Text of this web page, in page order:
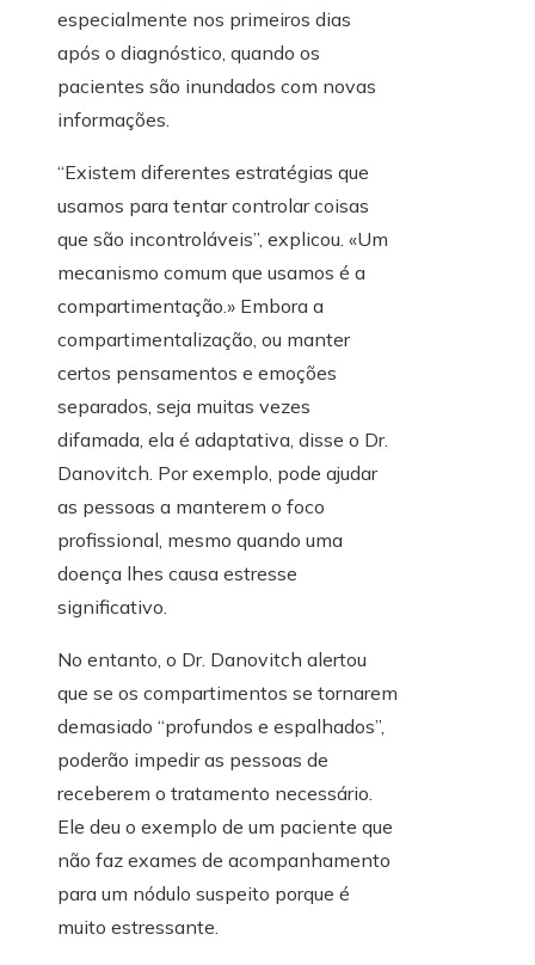
especialmente nos primeiros dias
após o diagnóstico, quando os
pacientes são inundados com novas
informações.
“Existem diferentes estratégias que
usamos para tentar controlar coisas
que são incontroláveis”, explicou. «Um
mecanismo comum que usamos é a
compartimentação.» Embora a
compartimentalização, ou manter
certos pensamentos e emoções
separados, seja muitas vezes
difamada, ela é adaptativa, disse o Dr.
Danovitch. Por exemplo, pode ajudar
as pessoas a manterem o foco
profissional, mesmo quando uma
doença lhes causa estresse
significativo.
No entanto, o Dr. Danovitch alertou
que se os compartimentos se tornarem
demasiado “profundos e espalhados”,
poderão impedir as pessoas de
receberem o tratamento necessário.
Ele deu o exemplo de um paciente que
não faz exames de acompanhamento
para um nódulo suspeito porque é
muito estressante.